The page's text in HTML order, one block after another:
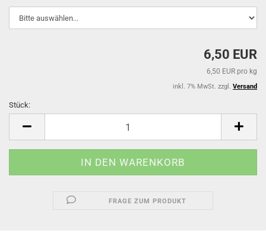
6,50 EUR
6,50 EUR pro kg
inkl. 7% MwSt. zzgl. Versand
Stück:
FRAGE ZUM PRODUKT